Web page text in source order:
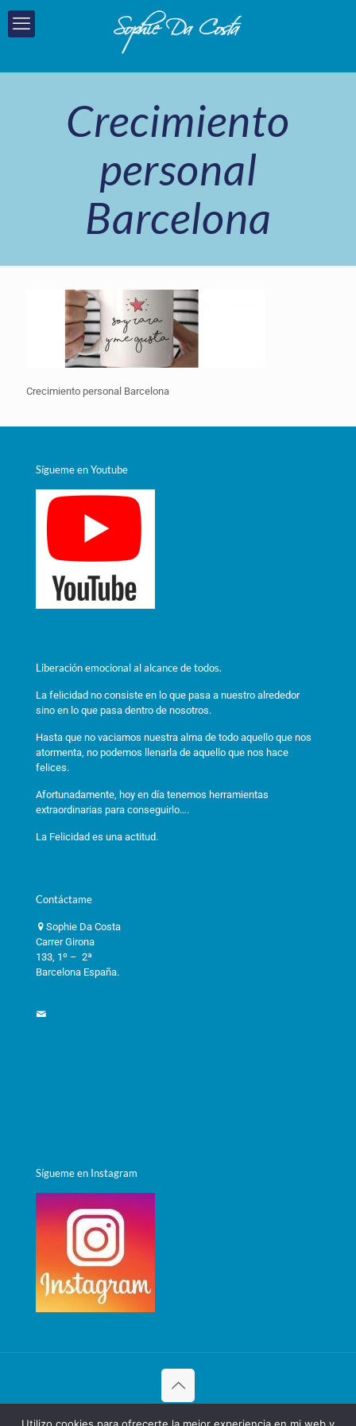
Crecimiento
personal
Barcelona
Crecimiento personal Barcelona
Sígueme en Youtube
Liberación emocional al alcance de todos.
La felicidad no consiste en lo que pasa a nuestro alrededor
sino en lo que pasa dentro de nosotros.
Hasta que no vaciamos nuestra alma de todo aquello que nos
atormenta, no podemos llenarla de aquello que nos hace
felices.
Afortunadamente, hoy en día tenemos herramientas
extraordinarias para conseguirlo….
La Felicidad es una actitud.
Contáctame
Sophie Da Costa
Carrer Girona
133, 1º – 2ª
Barcelona España.
Sígueme en Instagram
© 2015 Tecnicas De Liberacion Emocional. Diseñado con